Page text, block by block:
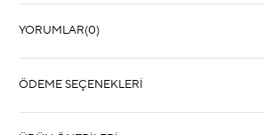
YORUMLAR(0)
ÖDEME SEÇENEKLERI